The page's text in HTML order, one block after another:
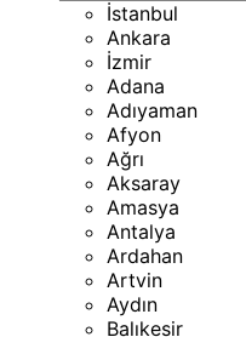
İstanbul
Ankara
İzmir
Adana
Adıyaman
Afyon
Ağrı
Aksaray
Amasya
Antalya
Ardahan
Artvin
Aydın
Balıkesir